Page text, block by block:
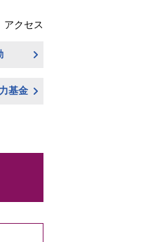
アクセス
基金